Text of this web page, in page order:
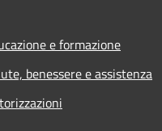
e formazione
benessere e assistenza